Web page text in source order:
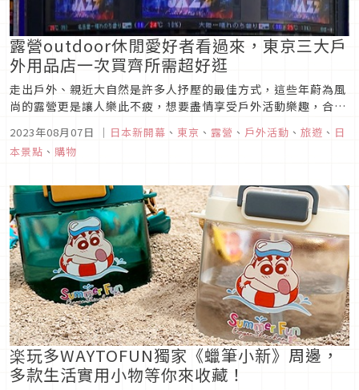
露營outdoor休閒愛好者看過來，東京三大戶
外用品店一次買齊所需超好逛
走出戶外、親近大自然是許多人抒壓的最佳方式，這些年蔚為風
尚的露營更是讓人樂此不疲，想要盡情享受戶外活動樂趣，合適
僅品質優種類多元，很多台灣買不到的原創獨特產品更是讓露營
控趨之若騖；這回在此推薦在東京3家超夯優質戶外用品店。
2023年08月07日 ｜ 日本新開幕 、 東京 、 露營 、 戶外活動 、 旅遊 、 日
本景點 、 購物
楽玩多WAYTOFUN獨家《蠟筆小新》周邊，
多款生活實用小物等你來收藏！